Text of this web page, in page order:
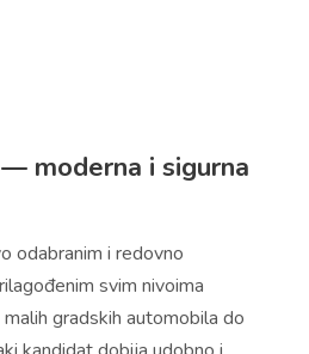
moderna i sigurna
odabranim i redovno
svim nivoima
gradskih automobila do